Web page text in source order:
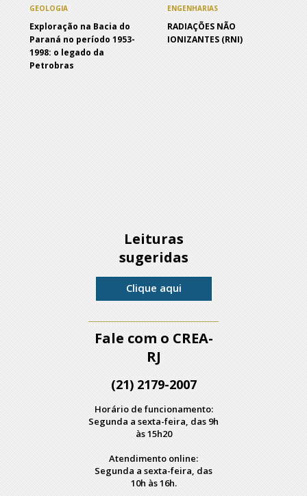
GEOLOGIA
Exploração na Bacia do
Paraná no período 1953-
1998: o legado da
Petrobras
ENGENHARIAS
RADIAÇÕES NÃO
IONIZANTES (RNI)
Leituras
sugeridas
Clique aqui
Fale com o CREA-
RJ
(21) 2179-2007
Horário de funcionamento:
Segunda a sexta-feira, das 9h
às 15h20
Atendimento online:
Segunda a sexta-feira, das
10h às 16h.